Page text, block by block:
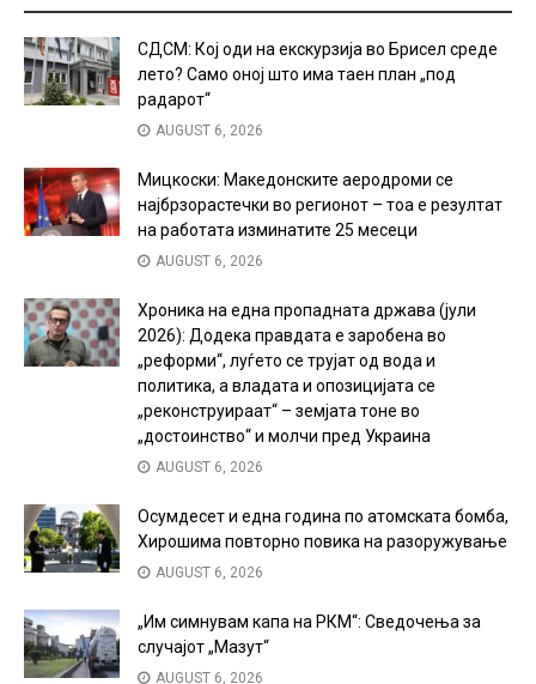
СДСМ: Кој оди на екскурзија во Брисел среде
лето? Само оној што има таен план „под
радарот“
AUGUST 6, 2026
Мицкоски: Македонските аеродроми се
најбрзорастечки во регионот – тоа е резултат
на работата изминатите 25 месеци
AUGUST 6, 2026
Хроника на една пропадната држава (јули
2026): Додека правдата е заробена во
„реформи“, луѓето се трујат од вода и
политика, а владата и опозицијата се
„реконструираат“ – земјата тоне во
„достоинство“ и молчи пред Украина
AUGUST 6, 2026
Осумдесет и една година по атомската бомба,
Хирошима повторно повика на разоружување
AUGUST 6, 2026
„Им симнувам капа на РКМ“: Сведочења за
случајот „Мазут“
AUGUST 6, 2026